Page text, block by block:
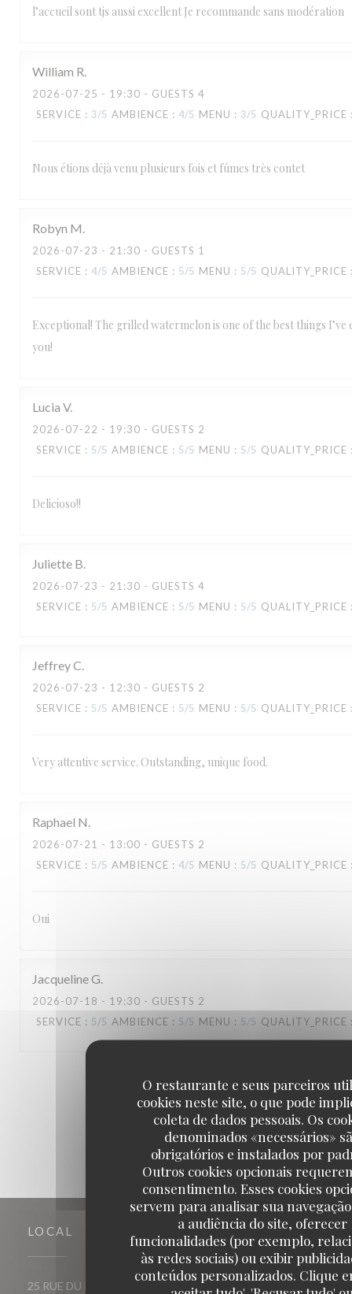
O restaurante e seus parceiros
cookies neste site, o que pode
coleta de dados pessoais. Os
denominados «necessários»
obrigatórios e instalados por
Outros cookies opcionais
consentimento. Esses cookies
servem para analisar sua
a audiência do site, oferecer
funcionalidades (por exemplo,
às redes sociais) ou exibir
conteúdos personalizados. Clique
l’accueil sont tjs aussi excellent Je recommande sans modération
William R
2026-07-25 - 19:30 - GUESTS 4
SERVICE : 3/5 AMBIENCE : 4/5 MENU : 3/5 QUALITY_PRICE
Nous étions déjà venu plusieurs fois et fûmes très contet
Robyn M
2026-07-23 - 21:30 - GUESTS 1
SERVICE : 4/5 AMBIENCE : 5/5 MENU : 5/5 QUALITY_PRICE
Exceptional! The grilled watermelon is one of the best things I’ve
you!
Lucia V
2026-07-22 - 19:30 - GUESTS 2
SERVICE : 5/5 AMBIENCE : 5/5 MENU : 5/5 QUALITY_PRICE
Delicioso!!
Juliette B
2026-07-23 - 21:30 - GUESTS 4
SERVICE : 5/5 AMBIENCE : 5/5 MENU : 5/5 QUALITY_PRICE
JeffreyC
2026-07-23 - 12:30 - GUESTS 2
SERVICE : 5/5 AMBIENCE : 5/5 MENU : 5/5 QUALITY_PRICE
Very attentive service. Outstanding, unique food.
Raphael N
2026-07-21 - 13:00 - GUESTS 2
SERVICE : 5/5 AMBIENCE : 4/5 MENU : 5/5 QUALITY_PRICE
Oui
JacquelineG
2026-07-18 - 19:30 - GUESTS 2
SERVICE : 5/5 AMBIENCE : 5/5 MENU : 5/5 QUALITY_PRICE
LOCAL
25 RUE DU ROI DE SICILE 75004 PARIS ((abre numa nova janela))
TAVLINE